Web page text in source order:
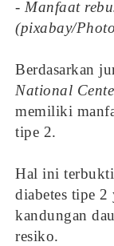
- Manfaat
(pixabay/
Berdasarkan
National
memiliki
tipe 2.
Hal ini terbukti
diabetes tipe 2
kandungan
resiko.